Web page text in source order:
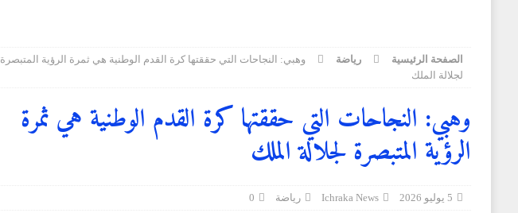
الصفحة الرئيسية رياضة
وهبي: النجاحات التي حققتها كرة القدم الوطنية هي ثمرة الرؤية المتبصرة
لجلالة الملك
وهبي: النجاحات التي حققتها كرة القدم الوطنية هي ثمرة
الرؤية المتبصرة لجلالة الملك
5 يوليو 2026 Ichraka News رياضة 0